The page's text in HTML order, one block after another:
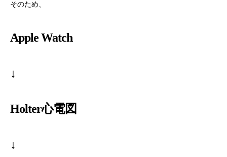
そのため、
Apple Watch
↓
Holter心電図
↓